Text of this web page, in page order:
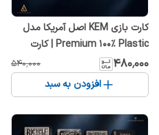
کارت بازی KEM اصل آمریکا مدل
Premium 100% Plastic | کارت
بازی حرفه‌ای ضد آب و بادوام
۴۸۰٬۰۰۰ ۵۴۰٬۰۰۰
افزودن به سبد